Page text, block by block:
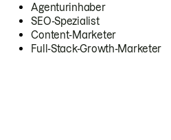
Agenturinhaber
SEO-Spezialist
Content-Marketer
Full-Stack-Growth-Marketer